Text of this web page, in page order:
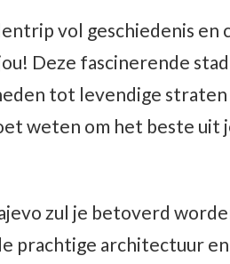
vol geschiedenis en
Deze fascinerende
tot levendige
weten om het beste uit
zul je betoverd
prachtige architectuur